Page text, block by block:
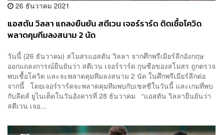
26 ธันวาคม 2021
แอสตัน วิลลา แถลงยืนยัน สตีเวน เจอร์ราร์ด ติดเชื้อโควิด
พลาดคุมทีมลงสนาม 2 นัด
วันนี้ (26 ธันวาคม) สโมสรแอสตัน วิลลา จากศึกพรีเมียร์ลีกอังกฤษ
ออกแถลงการณ์ยืนยันว่า สตีเวน เจอร์ราร์ด กุนซือของสโมสร ถูกตรวจ
พบเชื้อโควิด และจะพลาดคุมทีมลงสนาม 2 นัด ในศึกพรีเมียร์ลีกต่อ
จากนี้ โดยเจอร์ราร์ดจะพลาดคุมทีมพบกับเชลซีในวันนี้ และเกมที่พบ
กับลีดส์ ยูไนเต็ดในวันอังคารที่ 28 ธันวาคม “แอสตัน วิลลายืนยันว่า
สตีเวน เจอ...